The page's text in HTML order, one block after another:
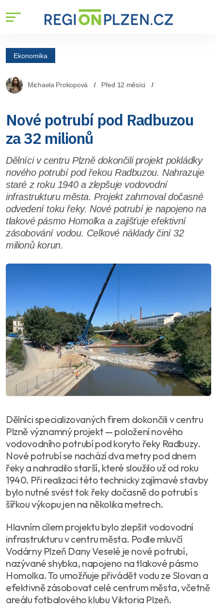
Ekonomika
Michaela Prokopová Před 12 měsíci
Nové potrubí pod Radbuzou
za 32 milionů
Dělníci v centru Plzně dokončili projekt pokládky
nového potrubí pod řekou Radbuzou. Nahrazuje
staré z roku 1940 a zlepšuje vodovodní
infrastrukturu města. Projekt zahrnoval dočasné
odvedení toku řeky. Nové potrubí je napojeno na
tlakové pásmo Homolka a zajišťuje efektivní
zásobování vodou. Celkové náklady činí 32
milionů korun.
Dělníci specializovaných firem dokončili v centru
Plzně významný projekt — položení nového
vodovodního potrubí pod koryto řeky Radbuzy.
Nové potrubí se nachází dva metry pod dnem
řeky a nahradilo starší, které sloužilo už od roku
1940. Při realizaci této technicky zajímavé stavby
bylo nutné svést tok řeky dočasně do potrubí s
šířkou výkopu jen na několika metrech.
Hlavním cílem projektu bylo zlepšit vodovodní
infrastrukturu v centru města. Podle mluvčí
Vodárny Plzeň Dany Veselé je nové potrubí,
nazývané shybka, napojeno na tlakové pásmo
Homolka. To umožňuje přivádět vodu ze Slovan a
efektivně zásobovat celé centrum města, včetně
areálu fotbalového klubu Viktoria Plzeň.